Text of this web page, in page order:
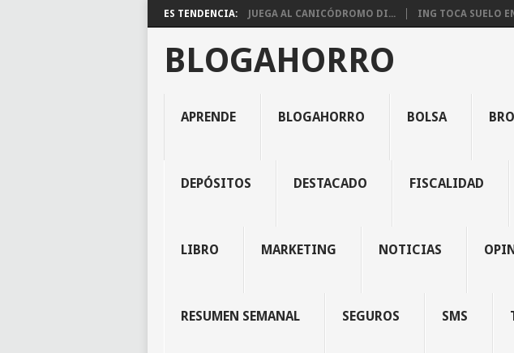
ES TENDENCIA: JUEGA AL CANICÓDROMO DI... ING TOCA SUELO
BLOGAHORRO
APRENDE BLOGAHORRO BOLSA
DEPÓSITOS DESTACADO FISCALIDAD
LIBRO MARKETING NOTICIAS
RESUMEN SEMANAL SEGUROS SMS